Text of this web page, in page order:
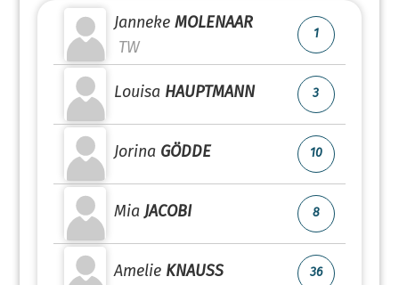
Janneke MOLENAAR
TW
1
Louisa HAUPTMANN 3
Jorina GÖDDE 10
Mia JACOBI 8
Amelie KNAUSS 36